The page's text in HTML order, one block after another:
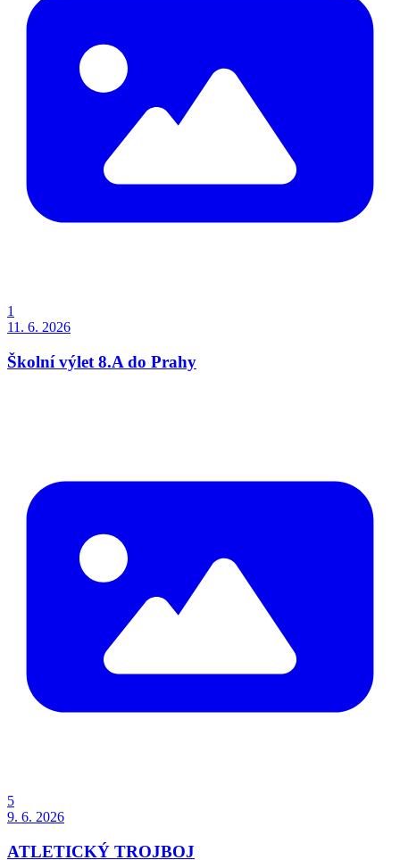
1
11. 6. 2026
Školní výlet 8.A do Prahy
5
9. 6. 2026
ATLETICKÝ TROJBOJ